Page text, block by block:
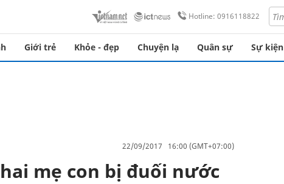
Hotline: 0916118822
Giới trẻ Khỏe - đẹp Chuyện lạ Quân sự Sự kiện
22/09/2017 16:00 (GMT+07:00)
mẹ con bị đuối nước